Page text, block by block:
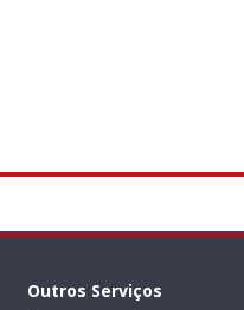
Outros Serviços